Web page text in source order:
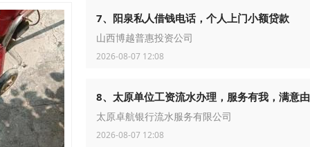
7、阳泉私人借钱电话，个人上门小额贷款
山西博越普惠投资公司
2026-08-07 12:08
8、太原单位工资流水办理，服务有我，满意
太原卓航银行流水服务有限公司
2026-08-07 12:08